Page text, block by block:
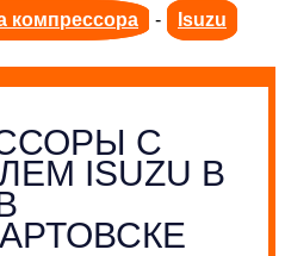
компрессора - Isuzu
С
ISUZU В